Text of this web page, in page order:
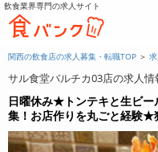
飲食業界専門の求人サイト
関西の飲食店の求人募集・転職TOP ＞
サル食堂バルチカ03店の求人情
日曜休み★トンテキと生ビー
集！お店作りを丸ごと経験★